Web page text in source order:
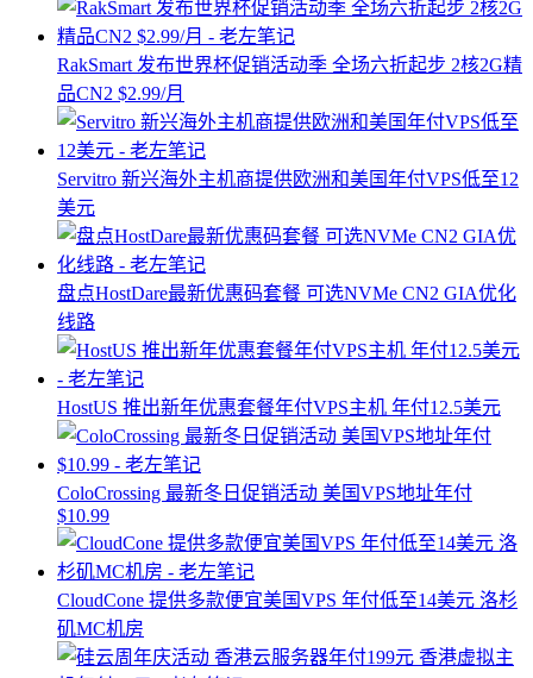
RakSmart 发布世界杯促销活动季 全场六折起步 2核2G精
品CN2 $2.99/月
Servitro 新兴海外主机商提供欧洲和美国年付VPS低至12
美元
盘点HostDare最新优惠码套餐 可选NVMe CN2 GIA优化
线路
HostUS 推出新年优惠套餐年付VPS主机 年付12.5美元
ColoCrossing 最新冬日促销活动 美国VPS地址年付
$10.99
CloudCone 提供多款便宜美国VPS 年付低至14美元 洛杉
矶MC机房